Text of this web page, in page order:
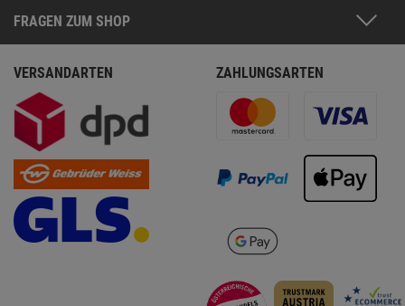
FRAGEN ZUM SHOP
VERSANDARTEN ZAHLUNGSARTEN